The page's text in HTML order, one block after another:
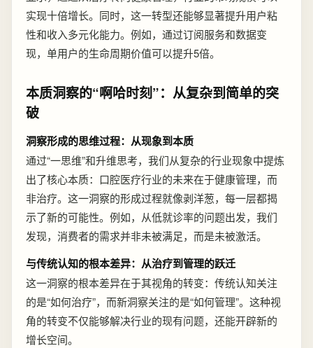
实现十倍增长。同时，这一转型还能够显著提升用户粘
性和收入多元化能力。例如，通过订阅服务和数据变
现，单用户的生命周期价值可以提升5倍。
本质洞察的“啊哈时刻”：从复杂到简单的突
破
洞察形成的思维过程：从现象到本质
通过“一思维”和升维思考，我们从复杂的行业现象中提炼
出了核心本质：口腔医疗行业的未来在于健康管理，而
非治疗。这一洞察的形成过程就像剥洋葱，每一层都揭
示了新的可能性。例如，从低就诊率的问题出发，我们
发现，消费者的需求并非未被满足，而是未被激活。
与传统认知的根本差异：从治疗到管理的跃迁
这一洞察的根本差异在于其视角的转变：传统认知关注
的是“如何治疗”，而新洞察关注的是“如何管理”。这种视
角的转变不仅能够解决行业的现有问题，还能开辟新的
增长空间。